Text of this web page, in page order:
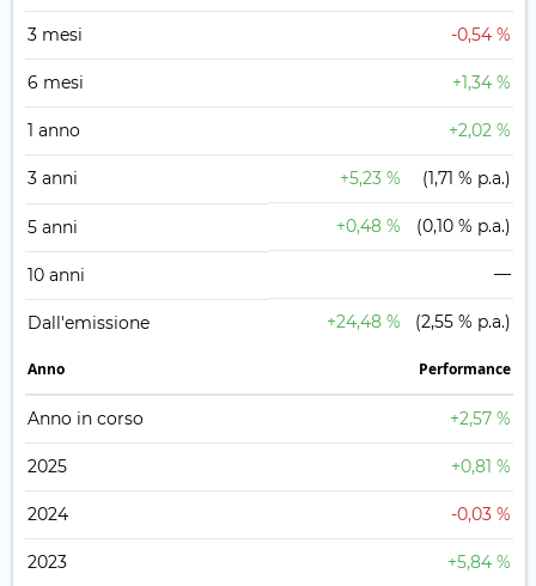
3 mesi -0,54 %
6 mesi +1,34 %
1 anno +2,02 %
3 anni +5,23 % (1,71 % p.a.)
5 anni +0,48 % (0,10 % p.a.)
10 anni —
Dall'emissione +24,48 % (2,55 % p.a.)
Anno Performance
Anno in corso +2,57 %
2025 +0,81 %
2024 -0,03 %
2023 +5,84 %